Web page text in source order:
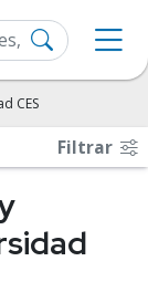
CES
Filtrar